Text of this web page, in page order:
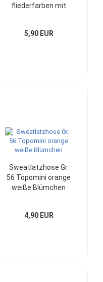
fliederfarben mit
5,90 EUR
Sweatlatzhose Gr.
56 Topomini orange
weiße Blümchen
4,90 EUR